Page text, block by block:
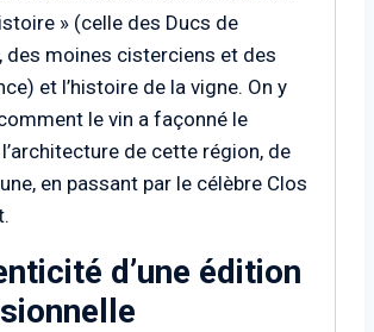
» (celle des Ducs de
des moines cisterciens et des
et l’histoire de la vigne. On y
le vin a façonné le
de cette région, de
en passant par le célèbre Clos
d’une édition